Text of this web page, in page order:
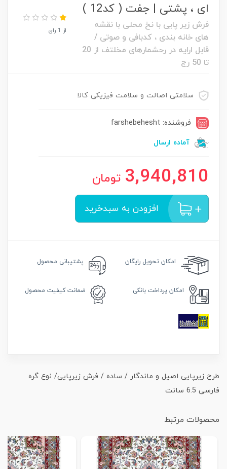
ای ، پشتی | جفت ( کد12 )
فرش زیر پایی با نخ محلی با نقشه
های خانه بندی ، کدبافی و صوتی /
قابل ارایه در رحشمارهای مخلتف از 20
تا 50 رج
از 1 رای
سلامتی اصالت و سلامت فیزیکی کالا
فروشنده: farshebehesht
آماده ارسال
3,940,810 تومان
افزودن به سبدخرید
امکان تحویل رایگان پشتیبانی محصول
امکان پرداخت بانکی ضمانت کیفیت محصول
طرح زیرپایی اصیل و ماندگار / ساده / فرش زیرپایی/ نوع گره
فارسی 6.5 سانت
محصولات مرتبط